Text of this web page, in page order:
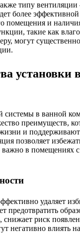
типу вентиляции
более
помещения и
такие как
могут
установки
системы в ванной
преимуществ,
и
позволяет
важно в помещениях
удаляет
предотвратить
снижает риск
негативно влиять